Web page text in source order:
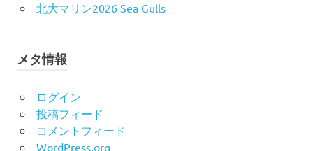
北大マリン2026 Sea Gulls
メタ情報
ログイン
投稿フィード
コメントフィード
WordPress.org